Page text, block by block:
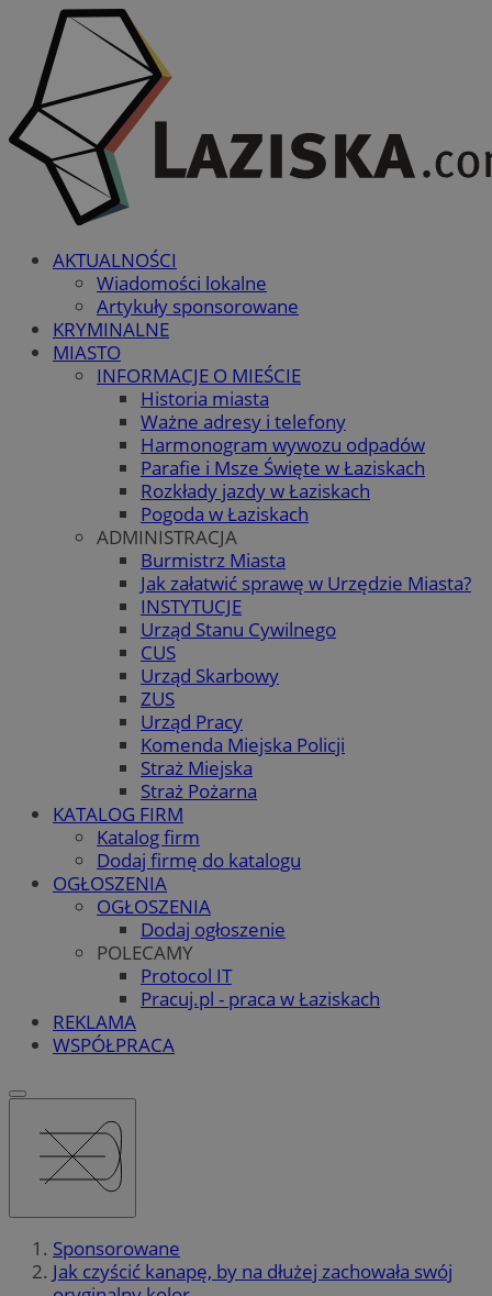
AKTUALNOŚCI
Wiadomości lokalne
Artykuły sponsorowane
KRYMINALNE
MIASTO
INFORMACJE O MIEŚCIE
Historia miasta
Ważne adresy i telefony
Harmonogram wywozu odpadów
Parafie i Msze Święte w Łaziskach
Rozkłady jazdy w Łaziskach
Pogoda w Łaziskach
ADMINISTRACJA
Burmistrz Miasta
Jak załatwić sprawę w Urzędzie Miasta?
INSTYTUCJE
Urząd Stanu Cywilnego
CUS
Urząd Skarbowy
ZUS
Urząd Pracy
Komenda Miejska Policji
Straż Miejska
Straż Pożarna
KATALOG FIRM
Katalog firm
Dodaj firmę do katalogu
OGŁOSZENIA
OGŁOSZENIA
Dodaj ogłoszenie
POLECAMY
Protocol IT
Pracuj.pl - praca w Łaziskach
REKLAMA
WSPÓŁPRACA
Sponsorowane
Jak czyścić kanapę, by na dłużej zachowała swój